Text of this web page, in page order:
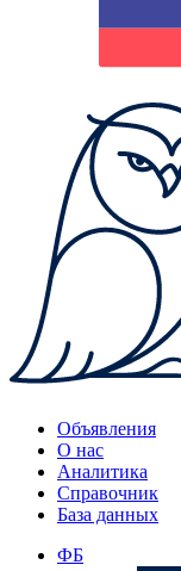
Объявления
О нас
Аналитика
Справочник
База данных
ФБ